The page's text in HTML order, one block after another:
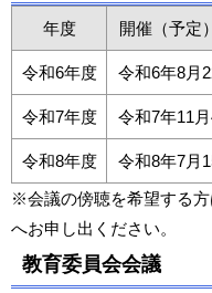
年度 開催（予定
令和6年度 令和6年8月
令和7年度 令和7年11
令和8年度
令和8年7月
※会議の傍聴を希望する
へお申し出ください。
教育委員会会議